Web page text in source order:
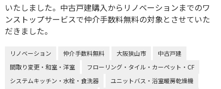
いたしました。中古戸建購入からリノベーションまでのワ
ンストップサービスで仲介手数料無料の対象とさせていた
だきました。
リノベーション 仲介手数料無料 大阪狭山市
中古戸建
間取り変更・和室・洋室
フローリング・タイル・カーペット・CF
システムキッチン・水栓・食洗器
ユニットバス・浴室暖房乾燥機